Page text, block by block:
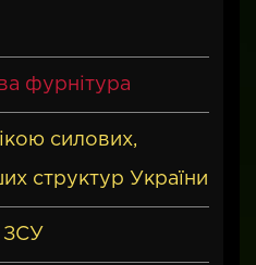
фурнітура
силових,
структур України
ЗСУ